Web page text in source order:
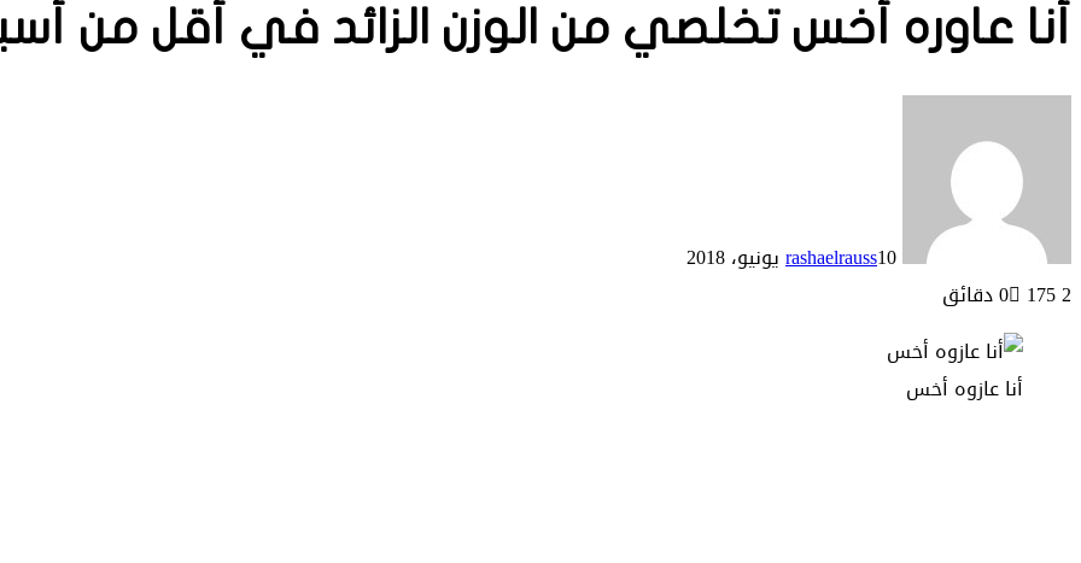
أنا عاوره أخس تخلصي من الوزن الزائد في أقل من
rashaelrauss10 يونيو، 2018
0 1752 دقائق
أنا عازوه أخس